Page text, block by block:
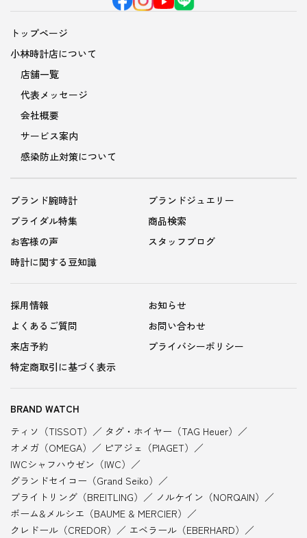
トップページ
小林時計店について
店舗一覧
代表メッセージ
会社概要
サービス案内
感染防止対策について
ブランド腕時計
ブランドジュエリー
ブライダル特集
商品検索
お客様の声
スタッフブログ
時計に関する豆知識
採用情報
お知らせ
よくあるご質問
お問い合わせ
来店予約
プライバシーポリシー
特定商取引に基づく表示
BRAND WATCH
ティソ（TISSOT）
タグ・ホイヤー（TAG Heuer）
オメガ（OMEGA）
ピアジェ（PIAGET）
IWCシャフハウゼン（IWC）
グランドセイコー（Grand Seiko）
ブライトリング（BREITLING）
ノルケイン（NORQAIN）
ボーム&メルシエ（BAUME & MERCIER）
クレドール（CREDOR）
エベラール（EBERHARD）